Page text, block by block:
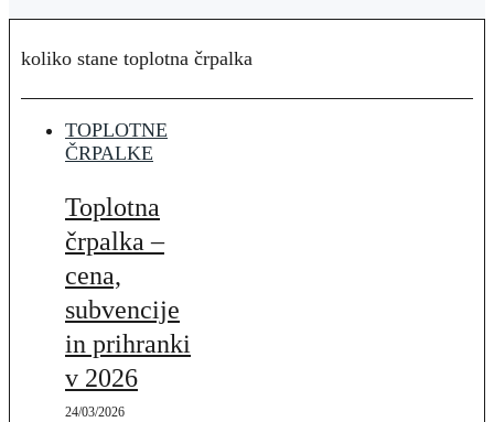
koliko stane toplotna črpalka
TOPLOTNE
ČRPALKE
Toplotna
črpalka –
cena,
subvencije
in prihranki
v 2026
24/03/2026